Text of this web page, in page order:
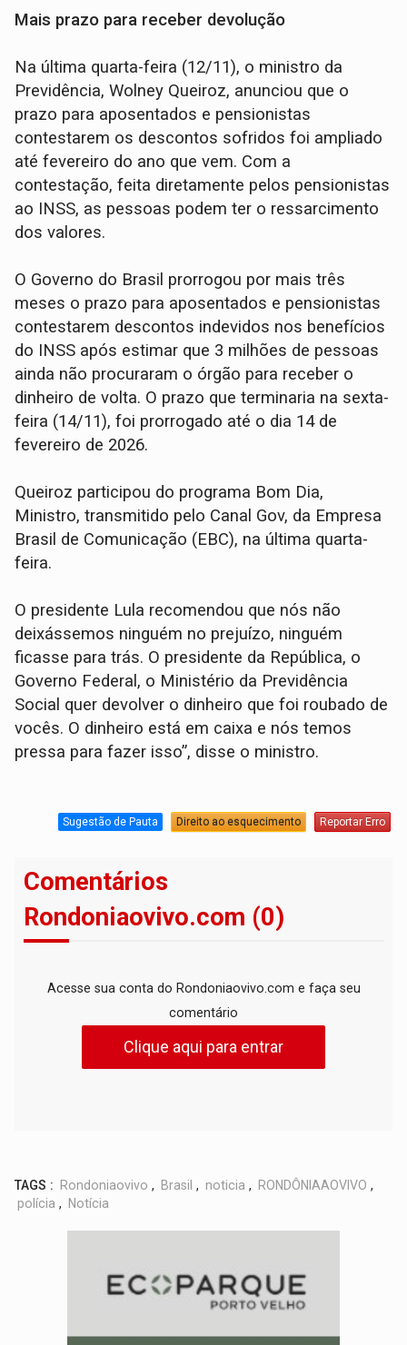
Mais prazo para receber devolução
Na última quarta-feira (12/11), o ministro da
Previdência, Wolney Queiroz, anunciou que o
prazo para aposentados e pensionistas
contestarem os descontos sofridos foi ampliado
até fevereiro do ano que vem. Com a
contestação, feita diretamente pelos pensionistas
ao INSS, as pessoas podem ter o ressarcimento
dos valores.
O Governo do Brasil prorrogou por mais três
meses o prazo para aposentados e pensionistas
contestarem descontos indevidos nos benefícios
do INSS após estimar que 3 milhões de pessoas
ainda não procuraram o órgão para receber o
dinheiro de volta. O prazo que terminaria na sexta-
feira (14/11), foi prorrogado até o dia 14 de
fevereiro de 2026.
Queiroz participou do programa Bom Dia,
Ministro, transmitido pelo Canal Gov, da Empresa
Brasil de Comunicação (EBC), na última quarta-
feira.
O presidente Lula recomendou que nós não
deixássemos ninguém no prejuízo, ninguém
ficasse para trás. O presidente da República, o
Governo Federal, o Ministério da Previdência
Social quer devolver o dinheiro que foi roubado de
vocês. O dinheiro está em caixa e nós temos
pressa para fazer isso”, disse o ministro.
Sugestão de Pauta Direito ao esquecimento Reportar Erro
Comentários
Rondoniaovivo.com (0)
Acesse sua conta do Rondoniaovivo.com e faça seu
comentário
Clique aqui para entrar
TAGS : Rondoniaovivo , Brasil , noticia , RONDÔNIAAOVIVO ,
polícia , Notícia